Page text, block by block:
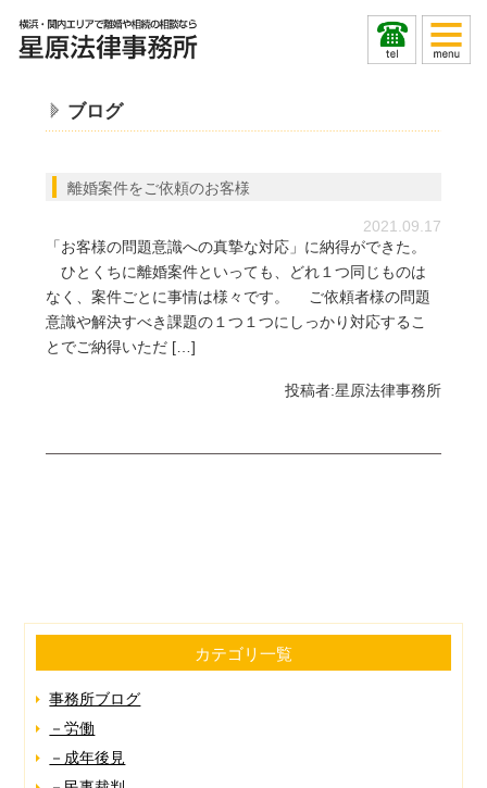
ブログ
離婚案件をご依頼のお客様
2021.09.17
「お客様の問題意識への真摯な対応」に納得ができた。
ひとくちに離婚案件といっても、どれ１つ同じものは
なく、案件ごとに事情は様々です。 ご依頼者様の問題
意識や解決すべき課題の１つ１つにしっかり対応するこ
とでご納得いただ […]
投稿者:星原法律事務所
カテゴリ一覧
事務所ブログ
－労働
－成年後見